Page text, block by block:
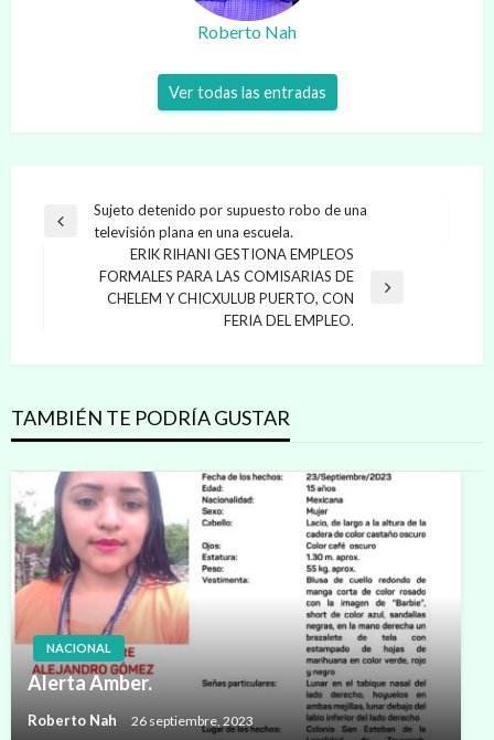
Roberto Nah
Ver todas las entradas
Navegación
entradas
Entrada
Sujeto detenido por supuesto robo de una
televisión plana en una escuela.
Entrada
ERIK RIHANI GESTIONA EMPLEOS
FORMALES PARA LAS COMISARIAS DE
CHELEM Y CHICXULUB PUERTO, CON
FERIA DEL EMPLEO.
TAMBIÉN TE PODRÍA GUSTAR
NACIONAL
Alerta Amber.
Roberto Nah 26 septiembre, 2023